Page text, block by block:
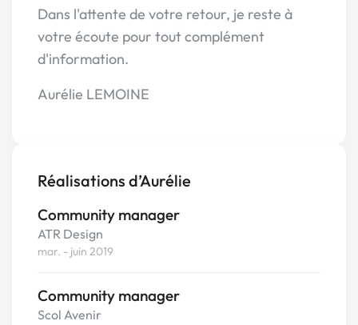
Dans l'attente de votre retour, je reste à
votre écoute pour tout complément
d'information.
Aurélie LEMOINE
Réalisations d’Aurélie
Community manager
ATR Design
mar. - juin 2019
Community manager
Scol Avenir